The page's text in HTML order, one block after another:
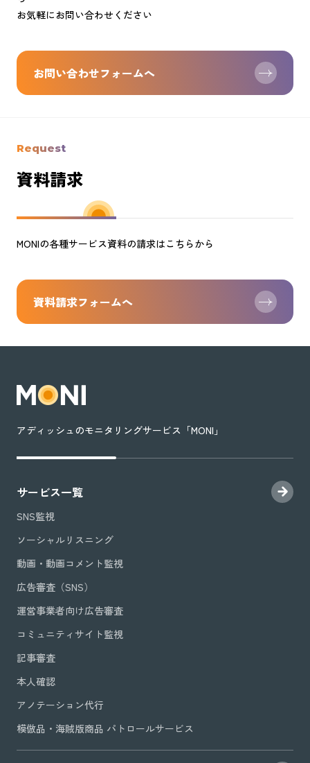
お気軽にお問い合わせください
お問い合わせフォームへ
Request
資料請求
MONIの各種サービス資料の請求はこちらから
資料請求フォームへ
アディッシュのモニタリングサービス「MONI」
サービス一覧
SNS監視
ソーシャルリスニング
動画・動画コメント監視
広告審査（SNS）
運営事業者向け広告審査
コミュニティサイト監視
記事審査
本人確認
アノテーション代行
模倣品・海賊版商品 パトロールサービス